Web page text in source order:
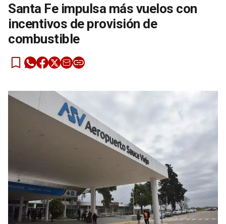
Santa Fe impulsa más vuelos con
incentivos de provisión de
combustible